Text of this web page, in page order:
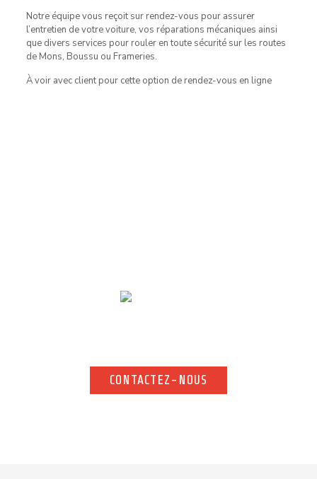
Notre équipe vous reçoit sur rendez-vous pour assurer
l’entretien de votre voiture, vos réparations mécaniques ainsi
que divers services pour rouler en toute sécurité sur les routes
de Mons, Boussu ou Frameries.
À voir avec client pour cette option de rendez-vous en ligne
CONTACTEZ-NOUS
CONTACTEZ-NOUS